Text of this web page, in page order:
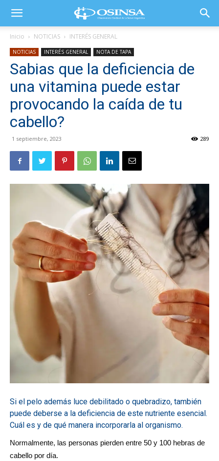
Inicio NOTICIAS INTERÉS GENERAL
NOTICIAS INTERÉS GENERAL NOTA DE TAPA
Sabias que la deficiencia de
una vitamina puede estar
provocando la caída de tu
cabello?
1 septiembre, 2023 289
Si el pelo además luce debilitado o quebradizo, también
puede deberse a la deficiencia de este nutriente esencial.
Cuál es y de qué manera incorporarla al organismo.
Normalmente, las personas pierden entre 50 y 100 hebras de
cabello por día.